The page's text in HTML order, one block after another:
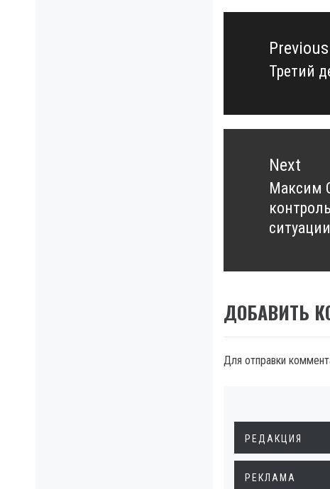
Навигация
записямPrevious
Previous
Третий
Next
Next
post:
Максим
ДОБАВИТЬ
Для отправки
РЕДАКЦИЯ
РЕКЛАМА